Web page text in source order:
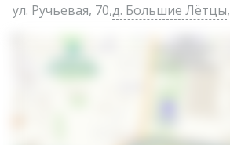
ул. Ручьевая, 70,д. Большие Лётцы,